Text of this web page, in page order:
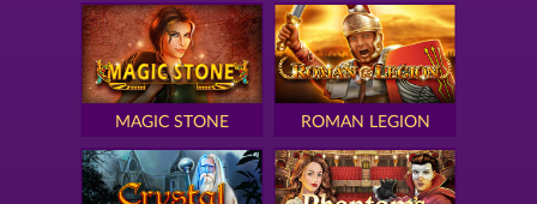
MAGIC STONE ROMAN LEGION